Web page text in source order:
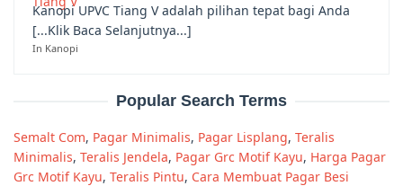
Kanopi UPVC Tiang V adalah pilihan tepat bagi Anda
[...Klik Baca Selanjutnya...]
In Kanopi
Popular Search Terms
Semalt Com, Pagar Minimalis, Pagar Lisplang, Teralis
Minimalis, Teralis Jendela, Pagar Grc Motif Kayu, Harga Pagar
Grc Motif Kayu, Teralis Pintu, Cara Membuat Pagar Besi